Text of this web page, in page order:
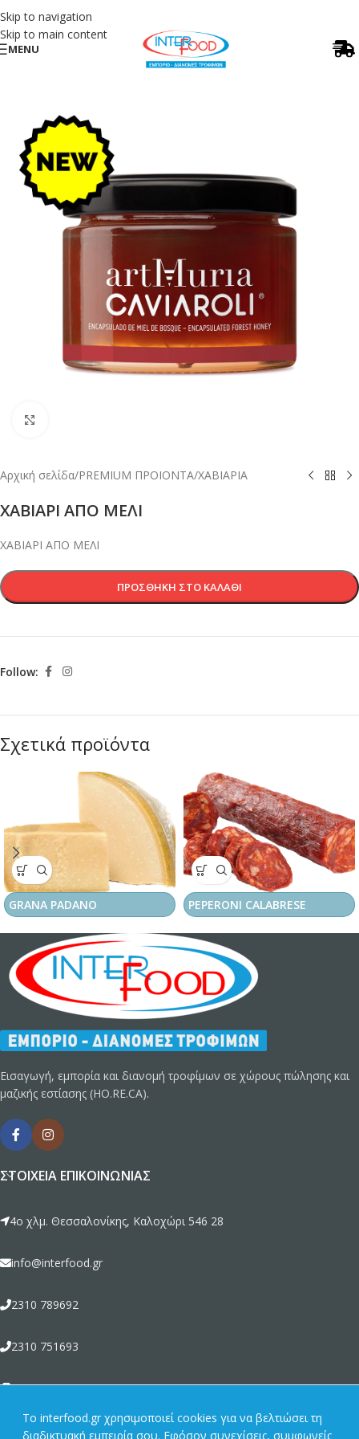
Skip to navigation
Skip to main content
MENU
Αρχική σελίδα/PREMIUM ΠΡΟΙΟΝΤΑ/ΧΑΒΙΑΡΙΑ
ΧΑΒΙΑΡΙ ΑΠΟ ΜΕΛΙ
ΧΑΒΙΑΡΙ ΑΠΟ ΜΕΛΙ
ΠΡΟΣΘΉΚΗ ΣΤΟ ΚΑΛΆΘΙ
Follow:
Σχετικά προϊόντα
GRANA PADANO PEPERONI CALABRESE
Εισαγωγή, εμπορία και διανομή τροφίμων σε χώρους πώλησης και
μαζικής εστίασης (HO.RE.CA).
ΣΤΟΙΧΕΊΑ ΕΠΙΚΟΙΝΩΝΊΑΣ
4ο χλμ. Θεσσαλονίκης, Καλοχώρι 546 28
info@interfood.gr
2310 789692
2310 751693
2310 789464
To interfood.gr χρησιμοποιεί cookies για να βελτιώσει τη
διαδικτυακή εμπειρία σου. Εφόσον συνεχίσεις, συμφωνείς